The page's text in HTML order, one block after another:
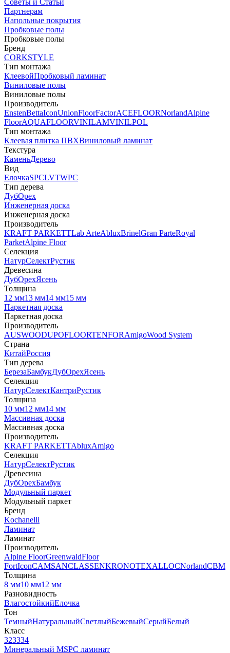
Советы и Статьи
Партнерам
Напольные покрытия
Пробковые полы
Пробковые полы
Бренд
CORKSTYLE
Тип монтажа
КлеевойПробковый ламинат
Виниловые полы
Виниловые полы
Производитель
EnstenBettaIconUnionFloorFactorACEFLOORNorlandAlpine
FloorAQUAFLOORVINILAMVINILPOL
Тип монтажа
Клеевая плитка ПВХВиниловый ламинат
Текстура
КаменьДерево
Вид
ЕлочкаSPCLVTWPC
Тип дерева
ДубОрех
Инженерная доска
Инженерная доска
Производитель
KRAFT PARKETTLab ArteAbluxBrinelGran ParteRoyal
ParketAlpine Floor
Селекция
НатурСелектРустик
Древесина
ДубОрехЯсень
Толщина
12 мм13 мм14 мм15 мм
Паркетная доска
Паркетная доска
Производитель
AUSWOODUPOFLOORTENFORAmigoWood System
Страна
КитайРоссия
Тип дерева
БерезаБамбукДубОрехЯсень
Селекция
НатурСелектКантриРустик
Толщина
10 мм12 мм14 мм
Массивная доска
Массивная доска
Производитель
KRAFT PARKETTAbluxAmigo
Селекция
НатурСелектРустик
Древесина
ДубОрехБамбук
Модульный паркет
Модульный паркет
Бренд
Kochanelli
Ламинат
Ламинат
Производитель
Alpine FloorGreenwaldFloor
FortIconCAMSANCLASSENKRONOTEXALLOCNorlandCBM
Толщина
8 мм10 мм12 мм
Разновидность
ВлагостойкийЕлочка
Тон
ТемныйНатуральныйСветлыйБежевыйСерыйБелый
Класс
323334
Минеральный MSPC ламинат